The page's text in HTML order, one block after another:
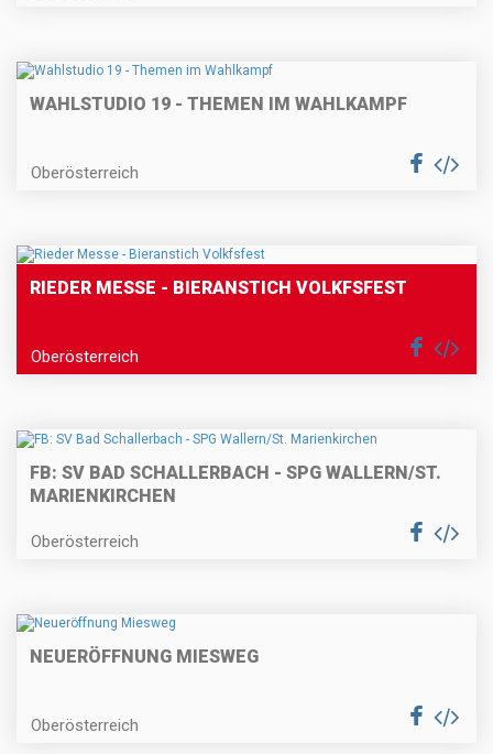
WAHLSTUDIO 19 - THEMEN IM WAHLKAMPF
Oberösterreich
RIEDER MESSE - BIERANSTICH VOLKFSFEST
Oberösterreich
FB: SV BAD SCHALLERBACH - SPG WALLERN/ST.
MARIENKIRCHEN
Oberösterreich
NEUERÖFFNUNG MIESWEG
Oberösterreich